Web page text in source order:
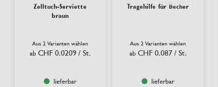
Zelltuch-Serviette
braun
Aus 2 Varianten wählen
ab CHF 0.0209 / St.
lieferbar
Tragehilfe für Becher
Aus 2 Varianten wählen
ab CHF 0.087 / St.
lieferbar